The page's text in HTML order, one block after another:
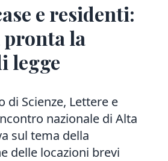
e residenti:
pronta la
legge
di Scienze, Lettere e
nazionale di Alta
sul tema della
delle locazioni brevi